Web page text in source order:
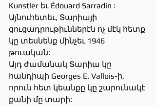
Kunstler եւ Édouard Sarradin :
Այնուհետեւ, Տարիայի
ցուցադրութիւններէն ոչ մէկ հետք
կը տեսնենք մինչեւ 1946
թուական:
Այդ ժամանակ Տարիա կը
հանդիպի Georges E. Vallois-ի,
որուն հետ կեանքը կը շարունակէ
քանի մը տարի: